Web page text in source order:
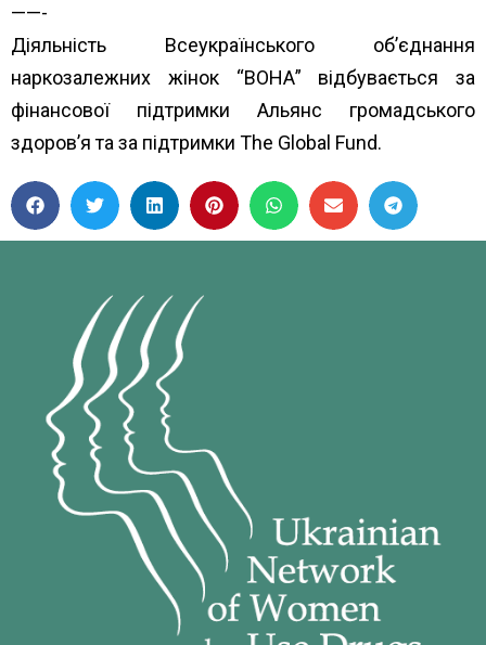
——-
Діяльність Всеукраїнського об’єднання
наркозалежних жінок “ВОНА” відбувається за
фінансової підтримки Альянс громадського
здоров’ята за підтримки The Global Fund.